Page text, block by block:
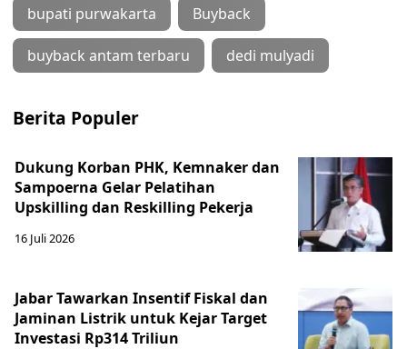
bupati purwakarta Buyback
buyback antam terbaru dedi mulyadi
Berita Populer
Dukung Korban PHK, Kemnaker dan
Sampoerna Gelar Pelatihan
Upskilling dan Reskilling Pekerja
16 Juli 2026
Jabar Tawarkan Insentif Fiskal dan
Jaminan Listrik untuk Kejar Target
Investasi Rp314 Triliun